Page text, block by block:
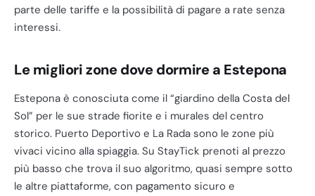
parte delle tariffe e la possibilità di pagare a rate senza
interessi.
Le migliori zone dove dormire a Estepona
Estepona è conosciuta come il “giardino della Costa del
Sol” per le sue strade fiorite e i murales del centro
storico. Puerto Deportivo e La Rada sono le zone più
vivaci vicino alla spiaggia. Su StayTick prenoti al prezzo
più basso che trova il suo algoritmo, quasi sempre sotto
le altre piattaforme, con pagamento sicuro e